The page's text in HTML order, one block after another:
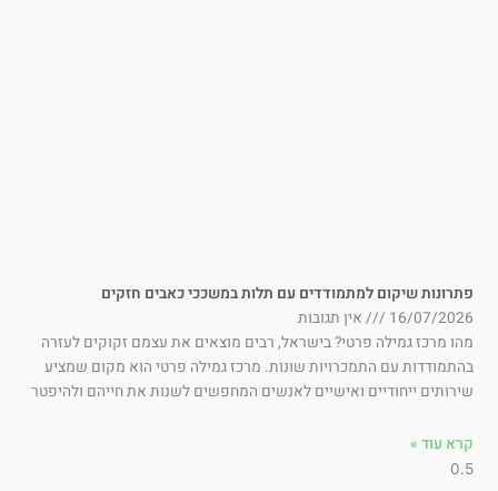
שיקום למתמודדים עם תלות במשככי כאבים חזקים
16/07/
אין תגובות
מרכז גמילה פרטי? בישראל, רבים מוצאים את עצמם זקוקים לעזרה
עם התמכרויות שונות. מרכז גמילה פרטי הוא מקום שמציע
ייחודיים ואישיים לאנשים המחפשים לשנות את חייהם ולהיפטר
עוד »